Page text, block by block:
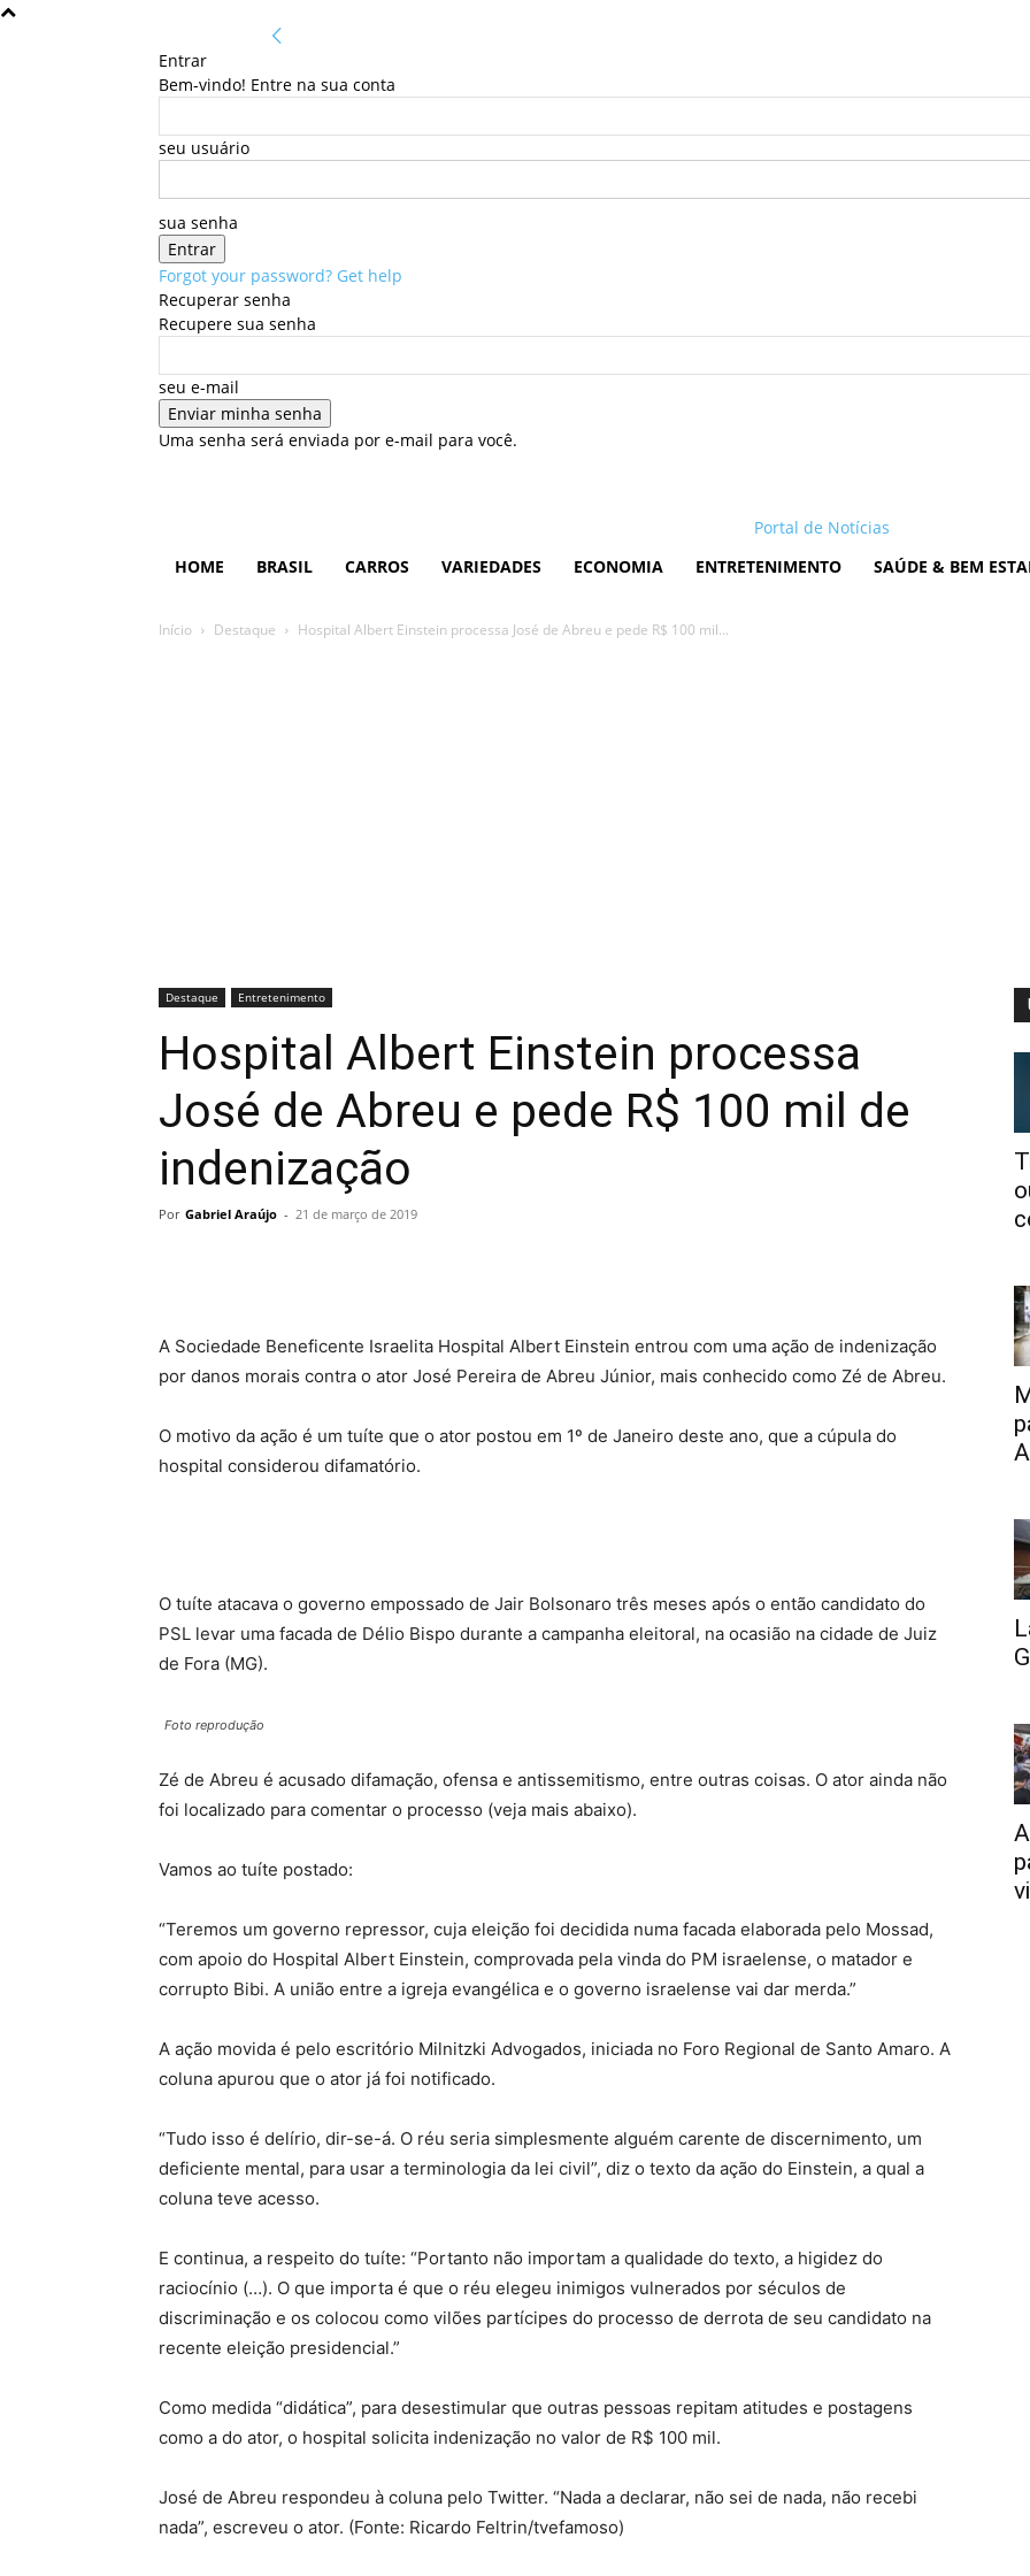
Entrar
Bem-vindo! Entre na sua conta
seu usuário
sua senha
Forgot your password? Get help
Recuperar senha
Recupere sua senha
seu e-mail
Uma senha será enviada por e-mail para você.
Portal de Notícias
HOME
BRASIL CARROS VARIEDADES ECONOMIA ENTRETENIMENTO SAÚDE & BEM
Início Destaque Hospital Albert Einstein processa José de Abreu e pede R$ 100 mil...
Destaque Entretenimento
Hospital Albert Einstein processa
José de Abreu e pede R$ 100 mil de
indenização
Por Gabriel Araújo - 21 de março de 2019
A Sociedade Beneficente Israelita Hospital Albert Einstein entrou com uma ação de indenização
por danos morais contra o ator José Pereira de Abreu Júnior, mais conhecido como Zé de Abreu.
O motivo da ação é um tuíte que o ator postou em 1º de Janeiro deste ano, que a cúpula do
hospital considerou difamatório.
O tuíte atacava o governo empossado de Jair Bolsonaro três meses após o então candidato do
PSL levar uma facada de Délio Bispo durante a campanha eleitoral, na ocasião na cidade de Juiz
de Fora (MG).
Foto reprodução
Zé de Abreu é acusado difamação, ofensa e antissemitismo, entre outras coisas. O ator ainda não
foi localizado para comentar o processo (veja mais abaixo).
Vamos ao tuíte postado:
“Teremos um governo repressor, cuja eleição foi decidida numa facada elaborada pelo Mossad,
com apoio do Hospital Albert Einstein, comprovada pela vinda do PM israelense, o matador e
corrupto Bibi. A união entre a igreja evangélica e o governo israelense vai dar merda.”
A ação movida é pelo escritório Milnitzki Advogados, iniciada no Foro Regional de Santo Amaro. A
coluna apurou que o ator já foi notificado.
“Tudo isso é delírio, dir-se-á. O réu seria simplesmente alguém carente de discernimento, um
deficiente mental, para usar a terminologia da lei civil”, diz o texto da ação do Einstein, a qual a
coluna teve acesso.
E continua, a respeito do tuíte: “Portanto não importam a qualidade do texto, a higidez do
raciocínio (…). O que importa é que o réu elegeu inimigos vulnerados por séculos de
discriminação e os colocou como vilões partícipes do processo de derrota de seu candidato na
recente eleição presidencial.”
Como medida “didática”, para desestimular que outras pessoas repitam atitudes e postagens
como a do ator, o hospital solicita indenização no valor de R$ 100 mil.
José de Abreu respondeu à coluna pelo Twitter. “Nada a declarar, não sei de nada, não recebi
nada”, escreveu o ator. (Fonte: Ricardo Feltrin/tvefamoso)